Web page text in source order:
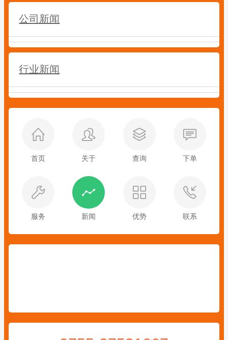
公司新闻
行业新闻
首页 关于 查询 下单
服务 新闻 优势 联系